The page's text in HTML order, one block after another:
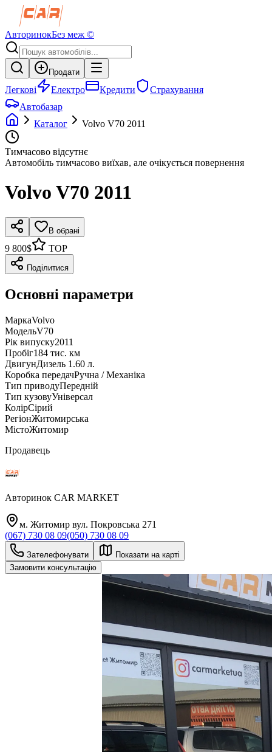
АвторинокБез меж ©
Продати
Легкові Електро Кредити
Страхування
Автобазар
Каталог
Volvo V70 2011
Тимчасово відсутнє
Автомобіль тимчасово виїхав, але очікується повернення
Volvo V70 2011
В обрані
9 800$ TOP
Поділитися
Основні параметри
МаркаVolvo
МодельV70
Рік випуску2011
Пробіг184 тис. км
ДвигунДизель 1.60 л.
Коробка передачРучна / Механіка
Тип приводуПередній
Тип кузовуУніверсал
КолірСірий
РегіонЖитомирська
МістоЖитомир
Продавець
Авторинок CAR MARKET
м. Житомир вул. Покровська 271
(067) 730 08 09(050) 730 08 09
Зателефонувати
Показати на карті
Замовити консультацію